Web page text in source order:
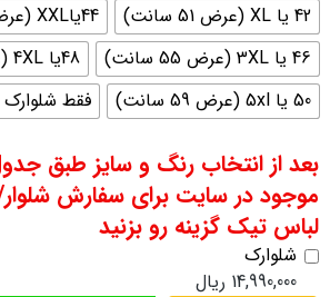
42 یا XL (عرض 51 سانت)
44یاXXL (عرض 53 سانت)
46 یا 3XL (عرض 55 سانت)
48یا 4XL (عرض 57 سانت)
50 یا 5xl (عرض 59 سانت)
فقط
بعد از انتخاب رنگ و سایز طبق
موجود در سایت برای سفارش
لباس تیک گزینه رو بزنید
شلوارک
14,990,000 ریال